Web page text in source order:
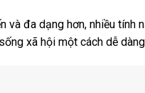
đa dạng hơn, nhiều tính
xã hội một cách dễ